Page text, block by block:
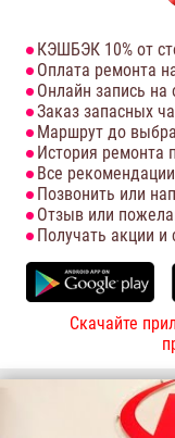
КЭШБЭК 10% от
Оплата ремонта
Онлайн запись
Заказ запасных
Маршрут до
История ремонта
Все
Позвонить или
Отзыв или
Получать акции
Скачайте